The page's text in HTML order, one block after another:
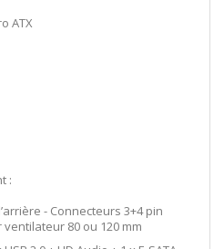
ATX
:
- Connecteurs 3+4 pin
80 ou 120 mm